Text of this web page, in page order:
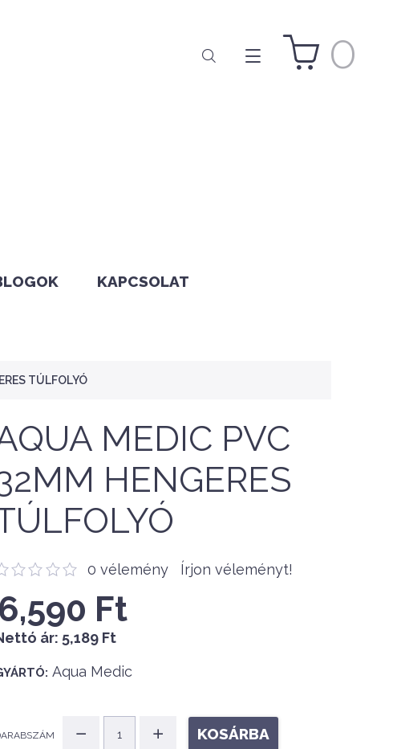
0
KAPCSOLAT
TÚLFOLYÓ
MEDIC PVC
HENGERES
0 vélemény Írjon véleményt!
6,590 Ft
ár: 5,189 Ft
Aqua Medic
KOSÁRBA